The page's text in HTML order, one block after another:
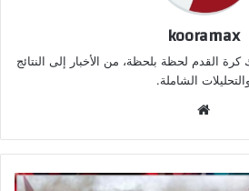
kooramax
القدم لحظة بلحظة، من الأخبار إلى النتائج
الشاملة.
الوي
ب